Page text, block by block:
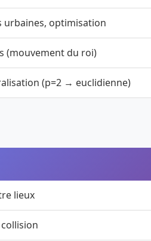
urbaines, optimisation
(mouvement du roi)
(p=2 → euclidienne)
lieux